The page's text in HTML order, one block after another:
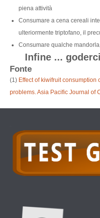
piena attività
Consumare a cena cereali
ulteriormente triptofano, il
Consumare qualche
Infine ...
Fonte
(1) Effect of kiwifruit
problems. Asia Pacific Journal of